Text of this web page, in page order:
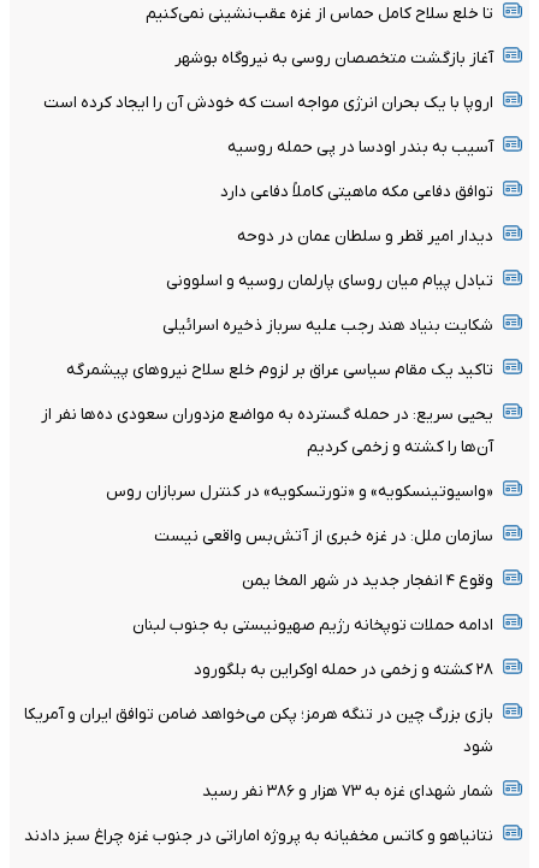
تا خلع سلاح کامل حماس از غزه عقب‌نشینی نمی‌کنیم
آغاز بازگشت متخصصان روسی به نیروگاه بوشهر
اروپا با یک بحران انرژی مواجه است که خودش آن را ایجاد کرده است
آسیب به بندر اودسا در پی حمله روسیه
توافق دفاعی مکه ماهیتی کاملاً دفاعی دارد
دیدار امیر قطر و سلطان عمان در دوحه
تبادل پیام میان روسای پارلمان روسیه و اسلوونی
شکایت بنیاد هند رجب علیه سرباز ذخیره اسرائیلی
تاکید یک مقام سیاسی عراق بر لزوم خلع سلاح نیروهای پیشمرگه
یحیی سریع: در حمله گسترده به مواضع مزدوران سعودی ده‌ها نفر از
آن‌ها را کشته و زخمی کردیم
«واسیوتینسکویه» و «تورتسکویه» در کنترل سربازان روس
سازمان ملل: در غزه خبری از آتش‌بس واقعی نیست
وقوع ۴ انفجار جدید در شهر المخا یمن
ادامه حملات توپخانه رژیم صهیونیستی به جنوب لبنان
۲۸ کشته و زخمی در حمله اوکراین به بلگورود
بازی بزرگ چین در تنگه هرمز؛ پکن می‌خواهد ضامن توافق ایران و آمریکا
شود
شمار شهدای غزه به ۷۳ هزار و ۳۸۶ نفر رسید
نتانیاهو و کاتس مخفیانه به پروژه اماراتی در جنوب غزه چراغ سبز دادند